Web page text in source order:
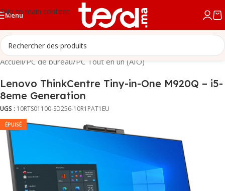
Skip to main content
Menu
Accueil/PC de bureau/PC Tout en un (AIO)
Lenovo ThinkCentre Tiny-in-One M920Q – i5-
8eme Generation
UGS : 10RTS01100-SD256-10R1PAT1EU
ÉPUISÉ